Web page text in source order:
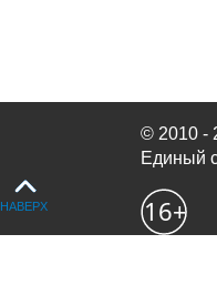
© 2010 -
Единый
НАВЕРХ